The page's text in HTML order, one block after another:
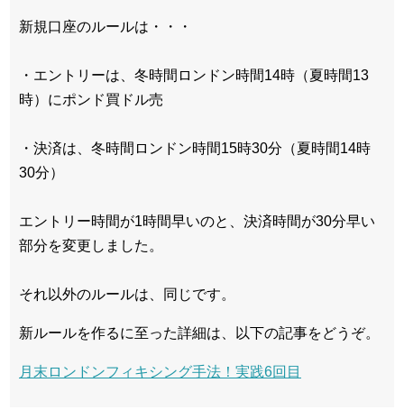
新規口座のルールは・・・
・エントリーは、冬時間ロンドン時間14時（夏時間13
時）にポンド買ドル売
・決済は、冬時間ロンドン時間15時30分（夏時間14時
30分）
エントリー時間が1時間早いのと、決済時間が30分早い
部分を変更しました。
それ以外のルールは、同じです。
新ルールを作るに至った詳細は、以下の記事をどうぞ。
月末ロンドンフィキシング手法！実践6回目